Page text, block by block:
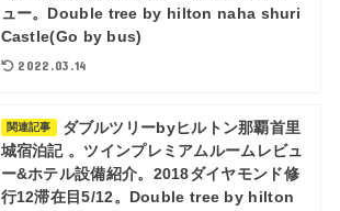
ュー。Double tree by hilton naha shuri
Castle(Go by bus)
2022.03.14
関連記事
ダブルツリーbyヒルトン那覇首里
城宿泊記 。ツインプレミアムルームレビュ
ー&ホテル設備紹介。2018ダイヤモンド修
行12滞在目5/12。Double tree by hilton